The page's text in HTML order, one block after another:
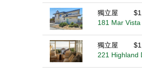
獨立屋
181 Mar
獨立屋
221 Highland